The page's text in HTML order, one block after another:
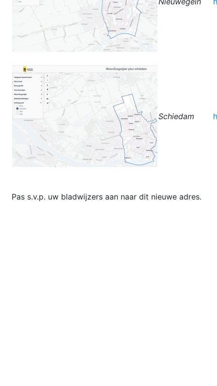
Schiedam
Pas s.v.p. uw bladwijzers aan naar dit nieuwe adres.